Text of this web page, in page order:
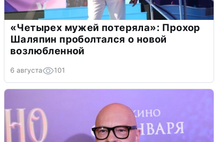
«Четырех мужей потеряла»: Прохор
Шаляпин проболтался о новой
возлюбленной
6 августа 101